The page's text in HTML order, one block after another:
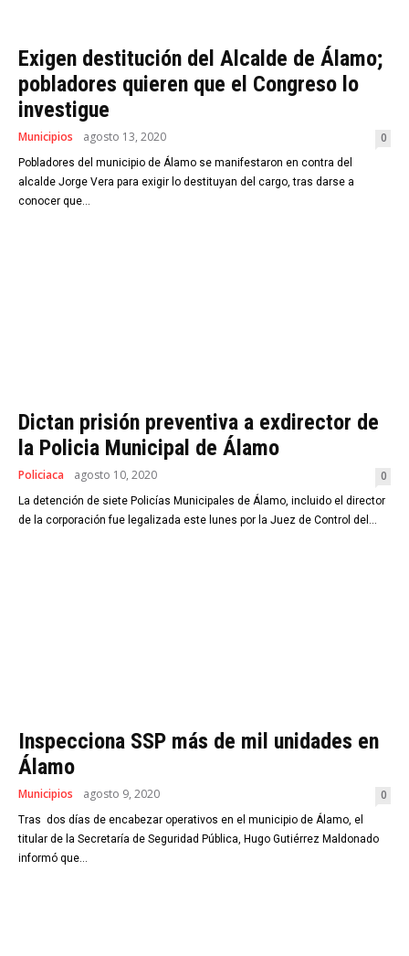
Exigen destitución del Alcalde de Álamo;
pobladores quieren que el Congreso lo
investigue
Municipios agosto 13, 2020 0
Pobladores del municipio de Álamo se manifestaron en contra del
alcalde Jorge Vera para exigir lo destituyan del cargo, tras darse a
conocer que...
Dictan prisión preventiva a exdirector de
la Policia Municipal de Álamo
Policiaca agosto 10, 2020 0
La detención de siete Policías Municipales de Álamo, incluido el director
de la corporación fue legalizada este lunes por la Juez de Control del...
Inspecciona SSP más de mil unidades en
Álamo
Municipios agosto 9, 2020 0
Tras dos días de encabezar operativos en el municipio de Álamo, el
titular de la Secretaría de Seguridad Pública, Hugo Gutiérrez Maldonado
informó que...